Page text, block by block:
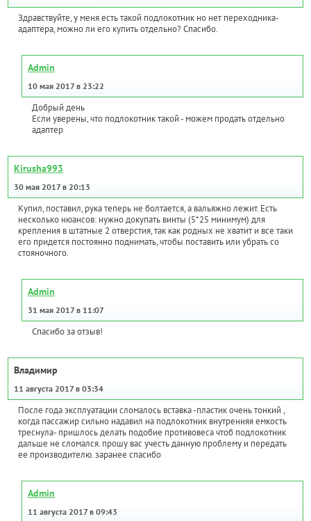
Здравствуйте, у меня есть такой подлокотник но нет переходника-
адаптера, можно ли его купить отдельно? Спасибо.
Admin
10 мая 2017 в 23:22
Добрый день
Если уверены, что подлокотник такой - можем продать отдельно
адаптер
Kirusha993
30 мая 2017 в 20:13
Купил, поставил, рука теперь не болтается, а вальяжно лежит. Есть
несколько нюансов: нужно докупать винты (5*25 минимум) для
крепления в штатные 2 отверстия, так как родных не хватит и все таки
его придется постоянно поднимать, чтобы поставить или убрать со
стояночного.
Admin
31 мая 2017 в 11:07
Спасибо за отзыв!
Владимир
11 августа 2017 в 03:34
После года эксплуатации сломалось вставка -пластик очень тонкий ,
когда пассажир сильно надавил на подлокотник внутренняя емкость
треснула- пришлось делать подобие противовеса чтоб подлокотник
дальше не сломался. прошу вас учесть данную проблему и передать
ее производителю. заранее спасибо
Admin
11 августа 2017 в 09:43